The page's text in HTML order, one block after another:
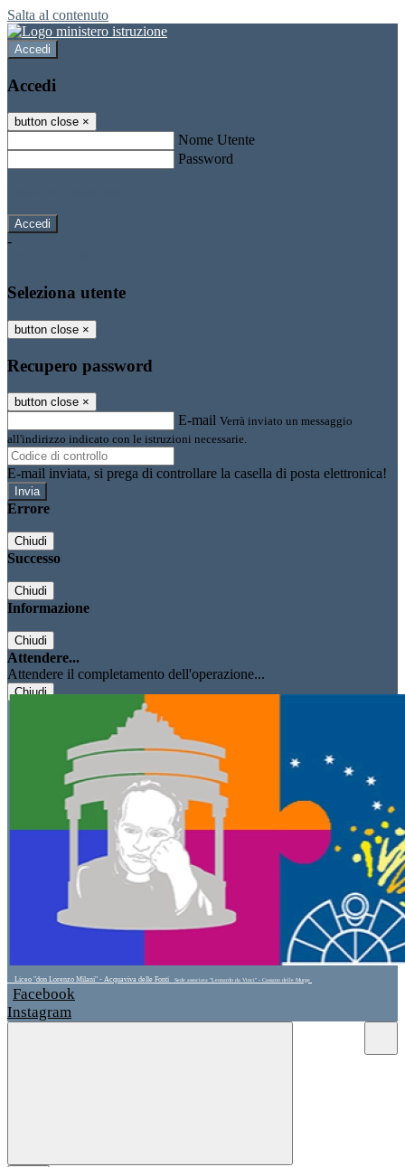
Salta al contenuto
Accedi
Accedi
button close ×
Nome Utente
Password
-
Seleziona utente
button close ×
Recupero password
button close ×
E-mail Verrà inviato un messaggio
all'indirizzo indicato con le istruzioni necessarie.
E-mail inviata, si prega di controllare la casella di posta elettronica!
Errore
Chiudi
Successo
Chiudi
Informazione
Chiudi
Attendere...
Attendere il completamento dell'operazione...
Chiudi
Liceo "don Lorenzo Milani" - Acquaviva delle Fonti Sede associata "Leonardo da Vinci" - Cassano delle Murge
Facebook
Instagram